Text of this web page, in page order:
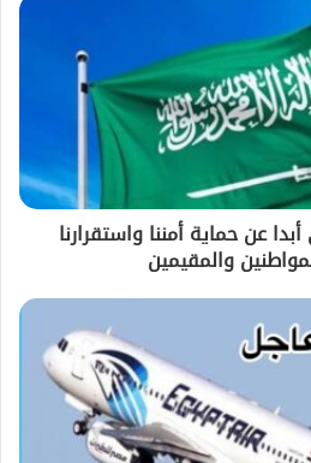
عن حماية أمننا واستقرارنا
والمقيمين